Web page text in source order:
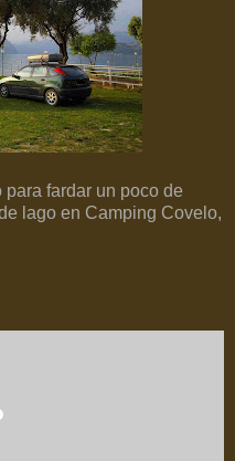
fardar un poco de
lago en Camping Covelo,